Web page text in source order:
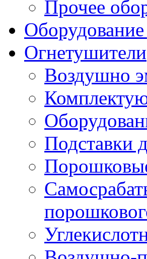
Прочее
Огнетушители
Воздушно
Подставки